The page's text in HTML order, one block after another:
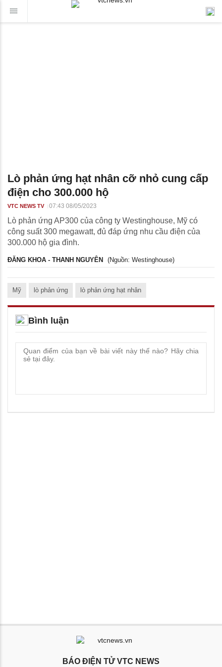
Lò phản ứng hạt nhân cỡ nhỏ cung cấp
điện cho 300.000 hộ
VTC NEWS TV 07:43 08/05/2023
Lò phản ứng AP300 của công ty Westinghouse, Mỹ có
công suất 300 megawatt, đủ đáp ứng nhu cầu điện của
300.000 hộ gia đình.
ĐĂNG KHOA - THANH NGUYÊN (Nguồn: Westinghouse)
Mỹ lò phản ứng lò phản ứng hạt nhân
Bình luận
BÁO ĐIỆN TỬ VTC NEWS